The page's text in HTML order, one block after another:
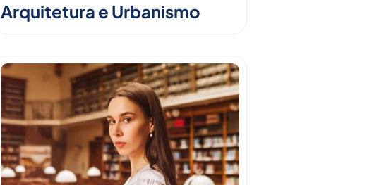
Arquitetura e Urbanismo